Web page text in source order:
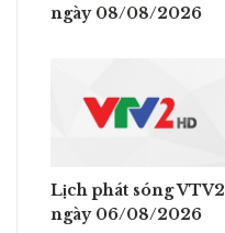
ngày 08/08/2026
Lịch phát sóng VTV2
ngày 06/08/2026